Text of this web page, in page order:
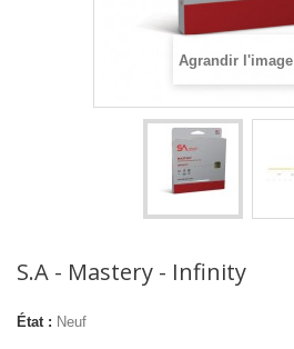
Agrandir l'image
S.A - Mastery - Infinity
État : Neuf